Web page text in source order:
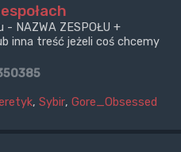
NAZWA ZESPOŁU +
inna treść jeżeli coś chcemy
, Sybir, Gore_Obsessed